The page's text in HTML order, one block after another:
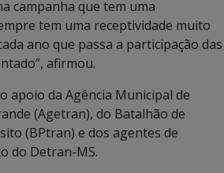
campanha que tem uma
tem uma receptividade muito
ano que passa a participação das
afirmou.
apoio da Agência Municipal de
(Agetran), do Batalhão de
(BPtran) e dos agentes de
do Detran-MS.